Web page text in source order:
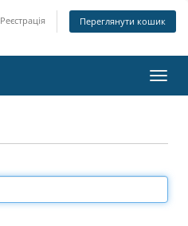
Реєстрація Переглянути кошик